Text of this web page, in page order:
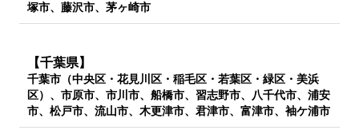
塚市、藤沢市、茅ヶ崎市
【千葉県】
千葉市（中央区・花見川区・稲毛区・若葉区・緑区・美浜
区）、市原市、市川市、船橋市、習志野市、八千代市、浦安
市、松戸市、流山市、木更津市、君津市、富津市、袖ケ浦市